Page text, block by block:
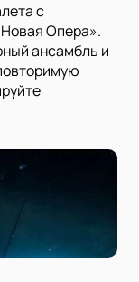
с
Опера».
ансамбль и